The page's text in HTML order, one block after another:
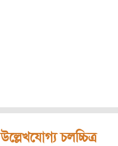
উল্লেখযোগ্য চলচ্চিত্র